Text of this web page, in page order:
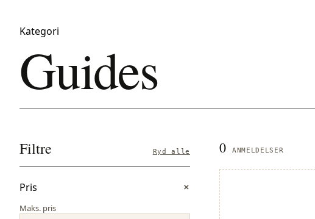
Kategori
Guides
Filtre Ryd alle
Pris
Maks. pris
0 ANMELDELSER